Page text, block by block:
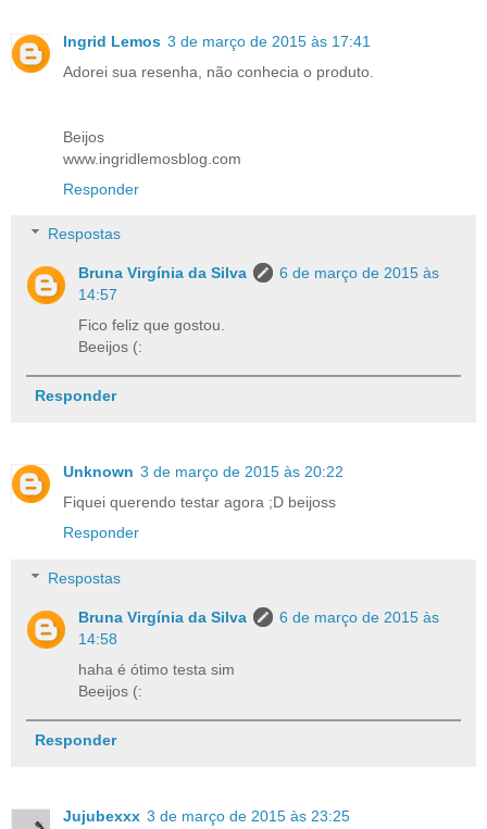
Ingrid Lemos 3 de março de 2015 às 17:41
Adorei sua resenha, não conhecia o produto.
Beijos
www.ingridlemosblog.com
Responder
Respostas
Bruna Virgínia da Silva
6 de março de 2015 às
14:57
Fico feliz que gostou.
Beeijos (:
Responder
Unknown 3 de março de 2015 às 20:22
Fiquei querendo testar agora ;D beijoss
Responder
Respostas
Bruna Virgínia da Silva
6 de março de 2015 às
14:58
haha é ótimo testa sim
Beeijos (:
Responder
Jujubexxx 3 de março de 2015 às 23:25